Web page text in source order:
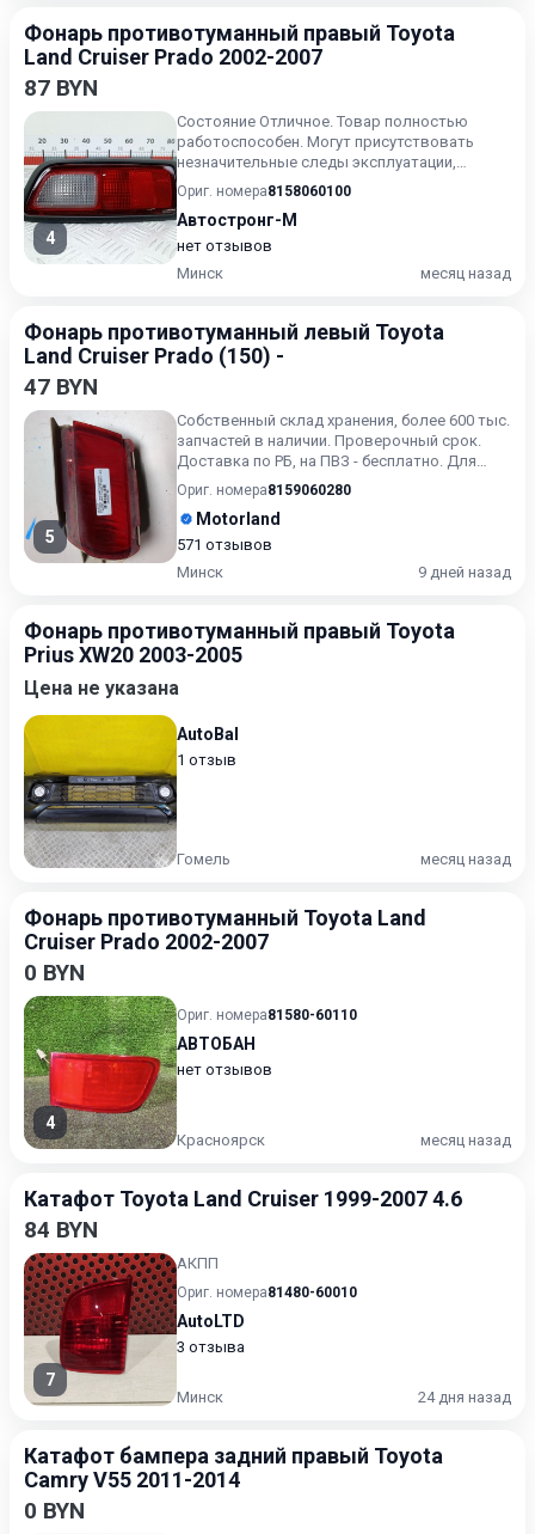
Фонарь противотуманный правый Toyota
Land Cruiser Prado 2002-2007
87 BYN
4
Состояние Отличное. Товар полностью
работоспособен. Могут присутствовать
незначительные следы эксплуатации,
царапины на лакокрасочном покрыт...
Ориг. номера8158060100
Автостронг-М
нет отзывов
Минск
месяц назад
Фонарь противотуманный левый Toyota
Land Cruiser Prado (150) -
47 BYN
5
Собственный склад хранения, более 600 тыс.
запчастей в наличии. Проверочный срок.
Доставка по РБ, на ПВЗ - бесплатно. Для
получения актуальн...
Ориг. номера8159060280
Motorland
571 отзывов
Минск
9 дней назад
Фонарь противотуманный правый Toyota
Prius XW20 2003-2005
Цена не указана
AutoBal
1 отзыв
Гомель месяц назад
Фонарь противотуманный Toyota Land
Cruiser Prado 2002-2007
0 BYN
4
Ориг. номера81580-60110
АВТОБАН
нет отзывов
Красноярск месяц назад
Катафот Toyota Land Cruiser 1999-2007 4.6
84 BYN
7
АКПП
Ориг. номера81480-60010
AutoLTD
3 отзыва
Минск 24 дня назад
Катафот бампера задний правый Toyota
Camry V55 2011-2014
0 BYN